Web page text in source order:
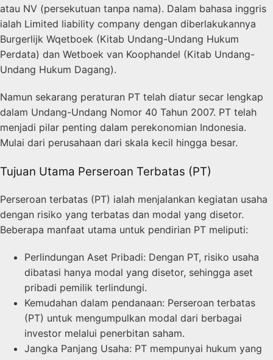
atau NV (persekutuan tanpa nama). Dalam bahasa inggris
ialah Limited liability company dengan diberlakukannya
Burgerlijk Wqetboek (Kitab Undang-Undang Hukum
Perdata) dan Wetboek van Koophandel (Kitab Undang-
Undang Hukum Dagang).
Namun sekarang peraturan PT telah diatur secar lengkap
dalam Undang-Undang Nomor 40 Tahun 2007. PT telah
menjadi pilar penting dalam perekonomian Indonesia.
Mulai dari perusahaan dari skala kecil hingga besar.
Tujuan Utama Perseroan Terbatas (PT)
Perseroan terbatas (PT) ialah menjalankan kegiatan usaha
dengan risiko yang terbatas dan modal yang disetor.
Beberapa manfaat utama untuk pendirian PT meliputi:
Perlindungan Aset Pribadi: Dengan PT, risiko usaha
dibatasi hanya modal yang disetor, sehingga aset
pribadi pemilik terlindungi.
Kemudahan dalam pendanaan: Perseroan terbatas
(PT) untuk mengumpulkan modal dari berbagai
investor melalui penerbitan saham.
Jangka Panjang Usaha: PT mempunyai hukum yang